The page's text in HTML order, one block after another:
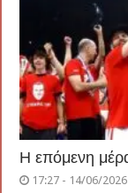
Η επόμενη
17:27 - 14/06/2026